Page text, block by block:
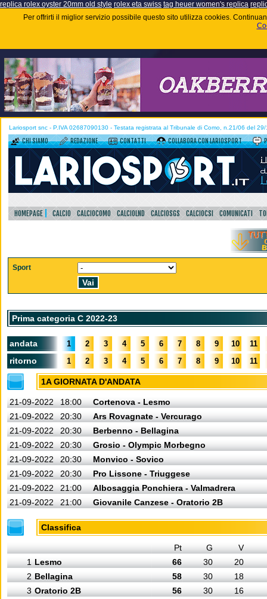
replica rolex oyster 20mm old style rolex eta swiss tag heuer women's replica
Per offrirti il miglior servizio possibile questo sito utilizza cookies.
Lariosport snc - P.IVA 02687090130 - Testata registrata al Tribunale di Como, n.21/06 del
CHI SIAMO REDAZIONE CONTATTI COLLABORA CON LARIOSPORT
HOMEPAGE CALCIO CALCIOCOMO CALCIOLND CALCIOSGS CALCIOCSI COMUNICATI
Sport
Prima categoria C 2022-23
andata 1 2 3 4 5 6 7 8 9 10 11
ritorno 1 2 3 4 5 6 7 8 9 10 11
1A GIORNATA D'ANDATA
21-09-2022 18:00
Cortenova - Lesmo
21-09-2022
20:30
Ars Rovagnate - Vercurago
21-09-2022
20:30
Berbenno - Bellagina
21-09-2022
20:30
Grosio - Olympic Morbegno
21-09-2022
20:30
Monvico - Sovico
21-09-2022
20:30
Pro Lissone - Triuggese
21-09-2022
21:00
Albosaggia Ponchiera - Valmadrera
21-09-2022
21:00 Giovanile Canzese - Oratorio 2B
Classifica
Pt G
V
1 Lesmo 66 30
20
2 Bellagina 58 30
18
3 Oratorio 2B 56 30
16